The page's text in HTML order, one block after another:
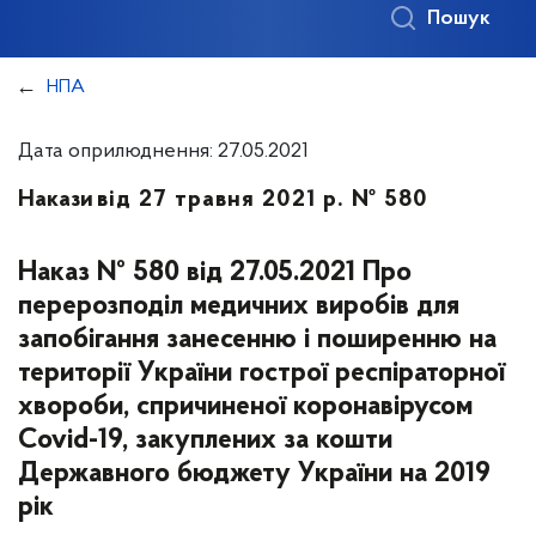
Пошук
НПА
Дата оприлюднення: 27.05.2021
Накази від 27 травня 2021 р. № 580
Наказ № 580 від 27.05.2021 Про
перерозподіл медичних виробів для
запобігання занесенню і поширенню на
території України гострої респіраторної
хвороби, спричиненої коронавірусом
Covid-19, закуплених за кошти
Державного бюджету України на 2019
рік